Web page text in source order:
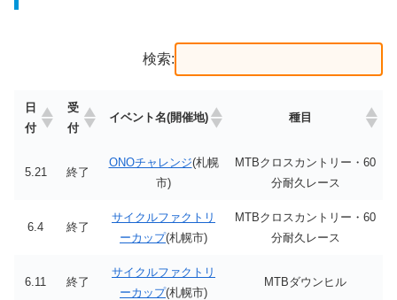
検索:
日
付
受
付
イベント名(開催地) 種目
5.21 終了
ONOチャレンジ(札幌
市)
MTBクロスカントリー・60
分耐久レース
6.4 終了
サイクルファクトリ
ーカップ(札幌市)
MTBクロスカントリー・60
分耐久レース
6.11 終了
サイクルファクトリ
ーカップ(札幌市)
MTBダウンヒル